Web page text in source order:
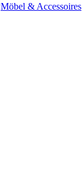
Möbel & Accessoires